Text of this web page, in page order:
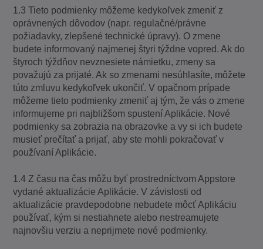
1.3 Tieto podmienky môžeme kedykoľvek zmeniť z
oprávnených dôvodov (napr. regulačné/právne
požiadavky, zlepšené technické úpravy). O zmene
budete informovaný najmenej štyri týždne vopred. Ak do
štyroch týždňov nevznesiete námietku, zmeny sa
považujú za prijaté. Ak so zmenami nesúhlasíte, môžete
túto zmluvu kedykoľvek ukončiť. V opačnom prípade
môžeme tieto podmienky zmeniť aj tým, že vás o zmene
informujeme pri najbližšom spustení Aplikácie. Nové
podmienky sa zobrazia na obrazovke a vy si ich budete
musieť prečítať a prijať, aby ste mohli pokračovať v
používaní Aplikácie.
1.4 Z času na čas môžu byť prostredníctvom Appstore
vydané aktualizácie Aplikácie. V závislosti od
aktualizácie pravdepodobne nebudete môcť Aplikáciu
používať, kým si nestiahnete alebo nestreamujete
najnovšiu verziu a neprijmete nové podmienky.